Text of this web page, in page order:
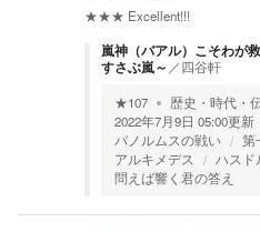
★★★ Excellent!!!
嵐神（バアル）こそわが
すさぶ嵐～ ／四谷軒
★107 歴史・時代・
2022年7月9日 05:00更新
パノルムスの戦い
第
アルキメデス
ハスド
問えば響く君の答え